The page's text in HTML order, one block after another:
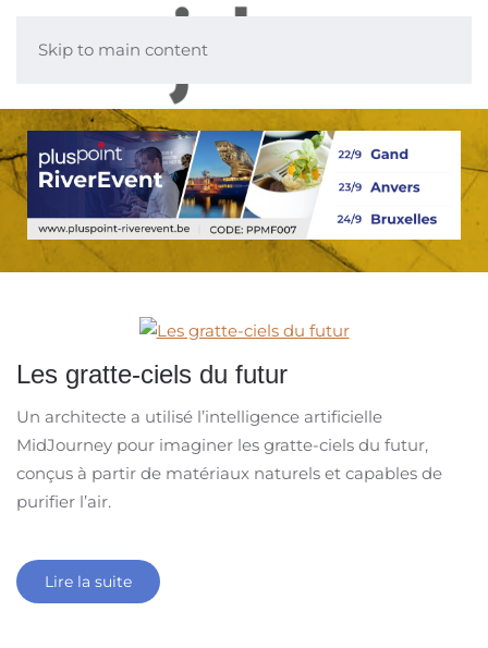
Skip to main content
Les gratte-ciels du futur
Un architecte a utilisé l’intelligence artificielle
MidJourney pour imaginer les gratte-ciels du futur,
conçus à partir de matériaux naturels et capables de
purifier l’air.
Lire la suite